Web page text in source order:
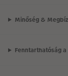
Minőség &
Fenntarthatóság a